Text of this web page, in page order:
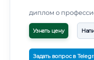
диплом о
Узнать цену
Задать вопрос в